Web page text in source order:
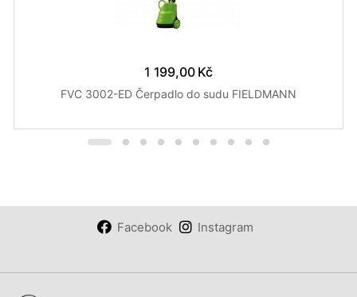
1 199,00 Kč
FVC 3002-ED Čerpadlo do sudu FIELDMANN
Facebook Instagram